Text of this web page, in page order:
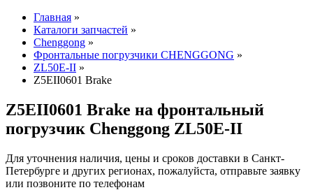
Главная »
Каталоги запчастей »
Chenggong »
Фронтальные погрузчики CHENGGONG »
ZL50E-II »
Z5EII0601 Brake
Z5EII0601 Brake на фронтальный
погрузчик Chenggong ZL50E-II
Для уточнения наличия, цены и сроков доставки в Санкт-
Петербурге и других регионах, пожалуйста, отправьте заявку
или позвоните по телефонам